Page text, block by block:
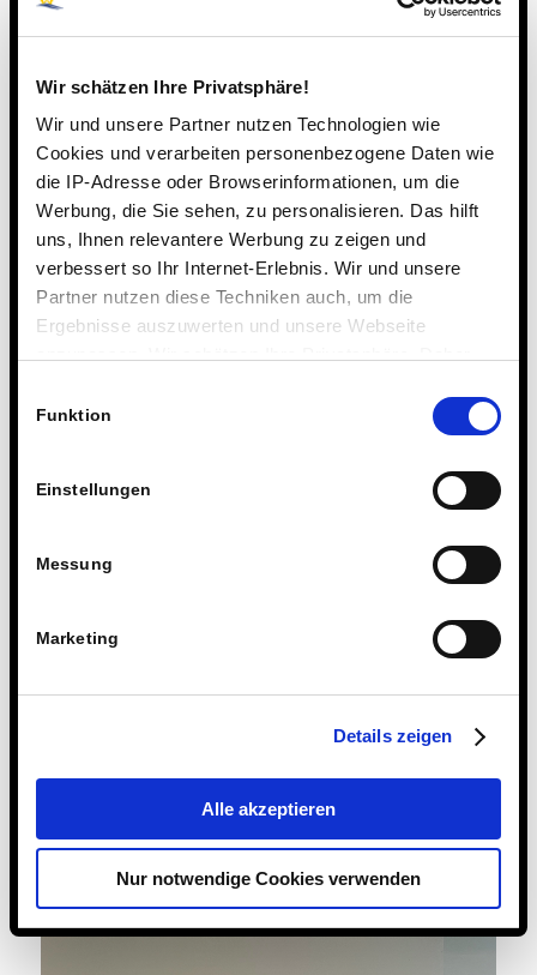
Wir schätzen Ihre Privatsphäre!
Wir und unsere Partner nutzen Technologien wie
Cookies und verarbeiten personenbezogene Daten wie
die IP-Adresse oder Browserinformationen, um die
Werbung, die Sie sehen, zu personalisieren. Das hilft
uns, Ihnen relevantere Werbung zu zeigen und
verbessert so Ihr Internet-Erlebnis. Wir und unsere
Partner nutzen diese Techniken auch, um die
Ergebnisse auszuwerten und unsere Webseite
Technologien.
Funktion
Einstellungen
Messung
Marketing
Details zeigen
Alle akzeptieren
Nur notwendige Cookies verwenden